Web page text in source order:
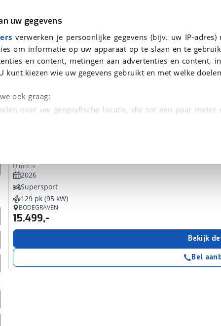
uw gegevens
verwerken je persoonlijke gegevens (bijv. uw IP-adres)
om informatie op uw apparaat op te slaan en te
en content, metingen aan advertenties en content,
kunt kiezen wie uw gegevens gebruikt en met welke
ook graag:
over uw geografische locatie, die tot een paar meter
uw toestemming op elk moment wijzigen of
technieken zorgen we voor een betere en meer
ervoor dat de website goed werkt. Ook gebruiken we
We tonen je graag relevante advertenties en
op en buiten onze website volgt – uiteraard op
en privacyverklaring
. Als je weigert, plaatsen we
cookies. Je voorkeuren kun je later altijd
Qjmotor
2026
Supersport
129 pk (95 kW)
BODEGRAVEN
15.499,-
Bekijk
Bel